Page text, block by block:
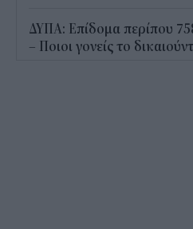
ΔΥΠΑ: Επίδομα περίπου
– Ποιοι γονείς το